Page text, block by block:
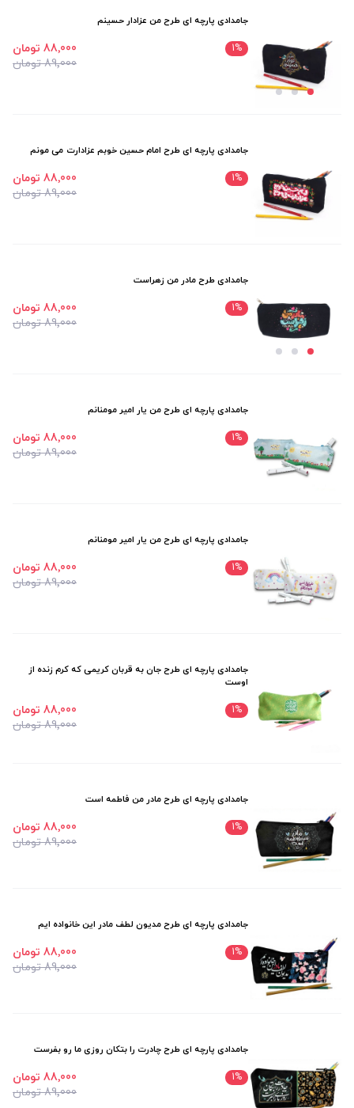
جامدادی پارچه ای طرح من عزادار حسینم
1%
89٬000 تومان
88٬000 تومان
جامدادی پارچه ای طرح امام حسین خوبم عزادارت می مونم
1%
89٬000 تومان
88٬000 تومان
جامدادی طرح مادر من زهراست
1%
89٬000 تومان
88٬000 تومان
جامدادی پارچه ای طرح من یار امیر مومنانم
1%
89٬000 تومان
88٬000 تومان
جامدادی پارچه ای طرح من یار امیر مومنانم
1%
89٬000 تومان
88٬000 تومان
جامدادی پارچه ای طرح جان به قربان کریمی که کرم زنده از
اوست
1%
89٬000 تومان
88٬000 تومان
جامدادی پارچه ای طرح مادر من فاطمه است
1%
89٬000 تومان
88٬000 تومان
جامدادی پارچه ای طرح مدیون لطف مادر این خانواده ایم
1%
89٬000 تومان
88٬000 تومان
جامدادی پارچه ای طرح چادرت را بتکان روزی ما رو بفرست
1%
89٬000 تومان
88٬000 تومان